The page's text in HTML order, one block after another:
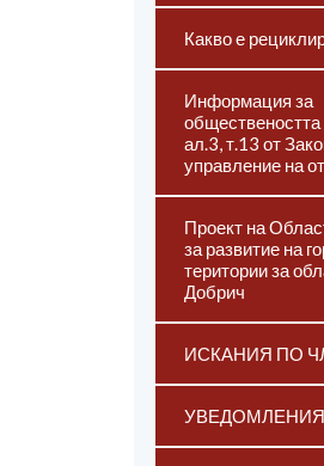
Какво е
Информация за
обществеността
ал.3, т.13 от
управление на
Проект на
за развитие на
територии за
Добрич
ИСКАНИЯ ПО
УВЕДОМЛЕНИЯ